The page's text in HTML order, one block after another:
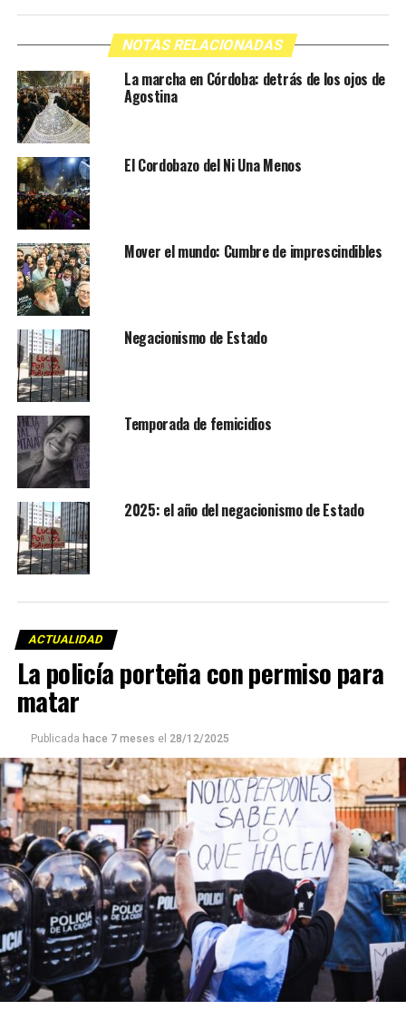
NOTAS RELACIONADAS
La marcha en Córdoba: detrás de los ojos de
Agostina
El Cordobazo del Ni Una Menos
Mover el mundo: Cumbre de imprescindibles
Negacionismo de Estado
Temporada de femicidios
2025: el año del negacionismo de Estado
ACTUALIDAD
La policía porteña con permiso para
matar
Publicada hace 7 meses el 28/12/2025